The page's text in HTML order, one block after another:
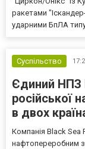
ракетами
ударними БпЛА типу
Суспільство
Єдиний НПЗ
російської
в двох
Компанія Black Sea
нафтопереробним